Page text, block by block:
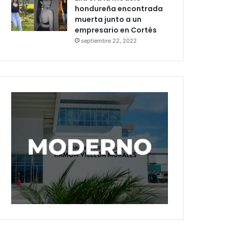
hondureña encontrada
muerta junto a un
empresario en Cortés
septiembre 22, 2022